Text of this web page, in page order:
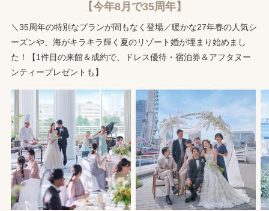
【今年8月で35周年】
＼35周年の特別なプランが間もなく登場／暖かな27年春の人気シ
ーズンや、海がキラキラ輝く夏のリゾート婚が埋まり始めまし
た！【1件目の来館＆成約で、ドレス優待・宿泊券＆アフタヌー
ンティープレゼントも】